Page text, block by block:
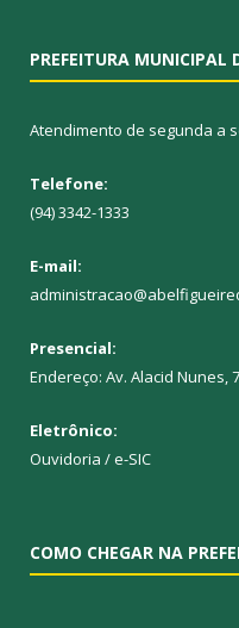
PREFEITURA MUNICIPAL
Atendimento de segunda a
Telefone:
(94) 3342-1333
E-mail:
Presencial:
Endereço: Av. Alacid Nunes,
Eletrônico:
Ouvidoria /e-SIC
COMO CHEGAR NA